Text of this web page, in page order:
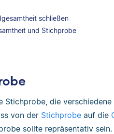
schließen
und Stichprobe
Stichprobe, die
von der Stichprobe auf die
sollte repräsentativ sein.